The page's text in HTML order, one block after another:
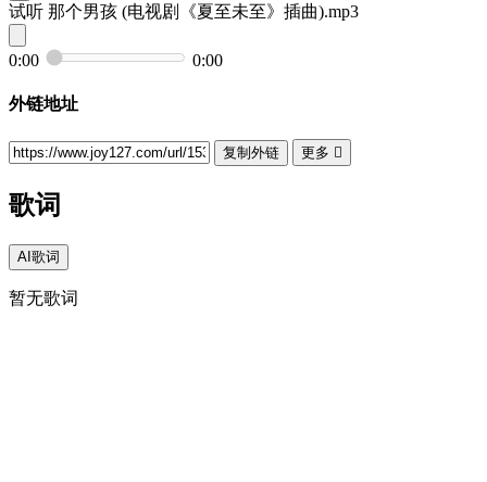
试听 那个男孩 (电视剧《夏至未至》插曲).mp3
0:00 0:00
外链地址
复制外链 更多 
歌词
AI歌词
暂无歌词